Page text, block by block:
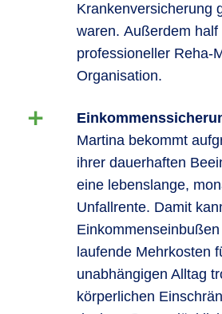
Krankenversicherung
waren. Außerdem half
professioneller Reha-
Organisation.
Martina bekommt
ihrer dauerhaften
eine lebenslange,
Unfallrente. Damit
laufende Mehrkosten
unabhängigen Alltag
körperlichen